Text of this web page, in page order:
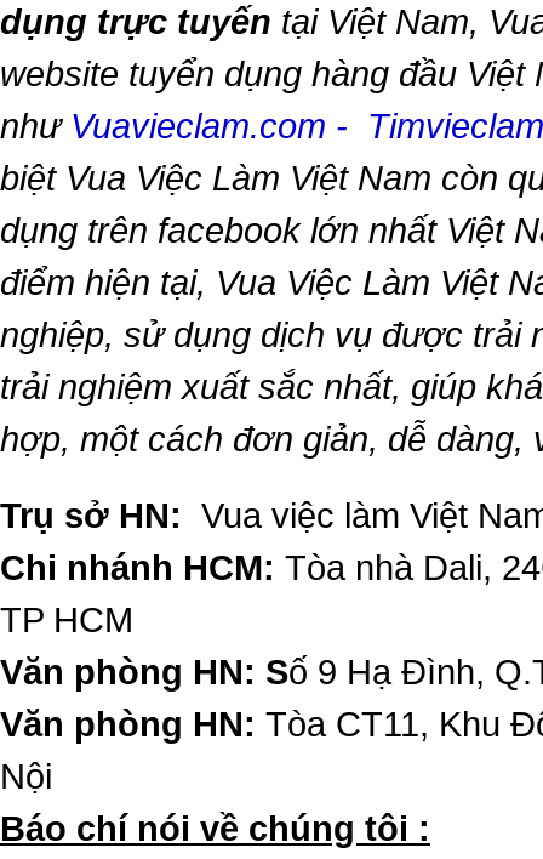
dụng trực tuyến tại Việt Nam,
website tuyển dụng hàng đầu Việt
như Vuavieclam.com -
biệt Vua Việc Làm Việt Nam còn
dụng trên facebook lớn nhất Việt
điểm hiện tại, Vua Việc Làm Việt
nghiệp, sử dụng dịch vụ được trải
trải nghiệm xuất sắc nhất, giúp
hợp, một cách đơn giản, dễ dàng,
Trụ sở HN: Vua việc làm Việt
Chi nhánh HCM: Tòa nhà Dali,
TP HCM
Văn phòng HN: Số 9 Hạ Đình,
Văn phòng HN: Tòa CT11, Khu
Nội
​Báo chí nói về chúng tôi :